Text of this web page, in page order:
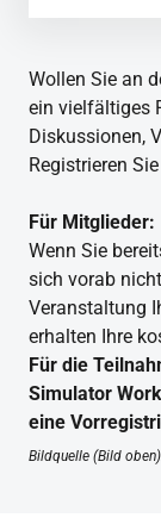
Wollen Sie an
ein vielfältiges
Diskussionen,
Registrieren
Für Mitglieder:
Wenn Sie
sich vorab
Veranstaltung
erhalten Ihre
Für die
Simulator
eine
Bildquelle (Bild